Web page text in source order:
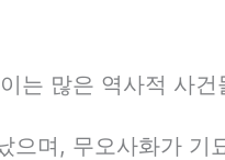
는 많은 역사적 사
으며, 무오사화가